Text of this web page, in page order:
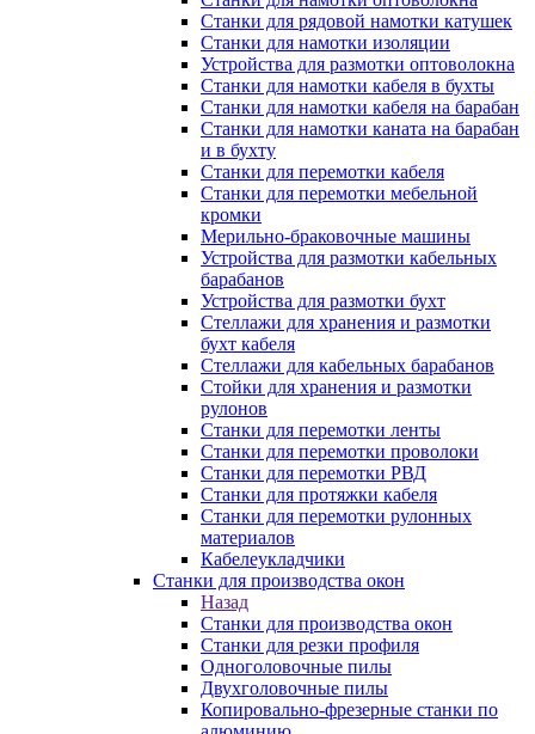
Станки для рядовой намотки катушек
Станки для намотки изоляции
Устройства для размотки оптоволокна
Станки для намотки кабеля в бухты
Станки для намотки кабеля на барабан
Станки для намотки каната на барабан
и в бухту
Станки для перемотки кабеля
Станки для перемотки мебельной
кромки
Мерильно-браковочные машины
Устройства для размотки кабельных
барабанов
Устройства для размотки бухт
Стеллажи для хранения и размотки
бухт кабеля
Стеллажи для кабельных барабанов
Стойки для хранения и размотки
рулонов
Станки для перемотки ленты
Станки для перемотки проволоки
Станки для перемотки РВД
Станки для протяжки кабеля
Станки для перемотки рулонных
материалов
Кабелеукладчики
Станки для производства окон
Назад
Станки для производства окон
Станки для резки профиля
Одноголовочные пилы
Двухголовочные пилы
Копировально-фрезерные станки по